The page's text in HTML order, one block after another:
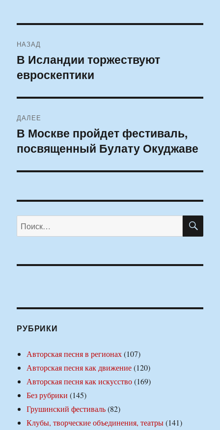
по
записям
НАЗАД
Предыдущая
запись:
В Исландии торжествуют
евроскептики
ДАЛЕЕ
Следующая
запись:
В Москве пройдет фестиваль,
посвященный Булату Окуджаве
Искать:
РУБРИКИ
Авторская песня в регионах(107)
Авторская песня как движение(120)
Авторская песня как искусство(169)
Без рубрики (145)
Грушинский фестиваль(82)
Клубы, творческие объединения, театры(141)